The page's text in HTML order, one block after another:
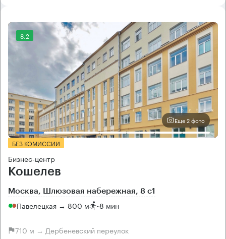
8.2
Еще 2 фото
БЕЗ КОМИССИИ
Бизнес-центр
Кошелев
Москва, Шлюзовая набережная, 8 с1
Павелецкая → 800 м ~8 мин
710 м → Дербеневский переулок